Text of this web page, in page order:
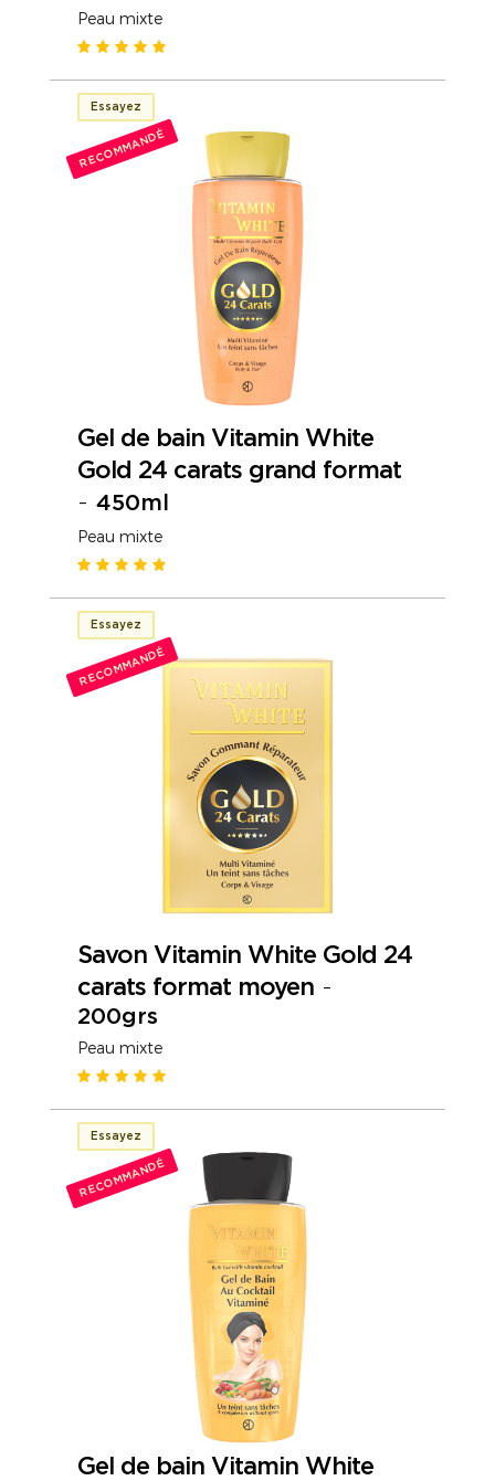
Peau mixte
Essayez
RECOMMANDÉ
Gel de bain Vitamin White
Gold 24 carats grand format
- 450ml
Peau mixte
Essayez
RECOMMANDÉ
Savon Vitamin White Gold 24
carats format moyen-
200grs
Peau mixte
Essayez
RECOMMANDÉ
Gel de bain Vitamin White